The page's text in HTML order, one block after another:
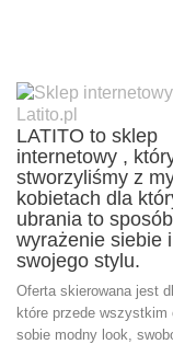
LATITO to sklep
internetowy ,
stworzyliśmy z
kobietach dla
ubrania to
wyrażenie siebie i
swojego stylu.
Oferta skierowana jest
które przede wszystkim
sobie modny look,